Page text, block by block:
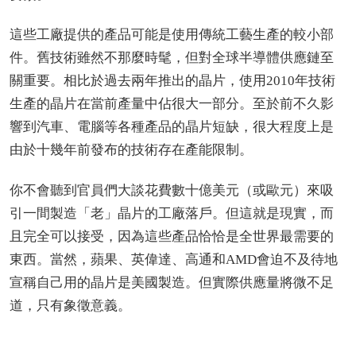
這些工廠提供的產品可能是使用傳統工藝生產的較小部
件。舊技術雖然不那麼時髦，但對全球半導體供應鏈至
關重要。相比於過去兩年推出的晶片，使用2010年技術
生產的晶片在當前產量中佔很大一部分。至於前不久影
響到汽車、電腦等各種產品的晶片短缺，很大程度上是
由於十幾年前發布的技術存在產能限制。
你不會聽到官員們大談花費數十億美元（或歐元）來吸
引一間製造「老」晶片的工廠落戶。但這就是現實，而
且完全可以接受，因為這些產品恰恰是全世界最需要的
東西。當然，蘋果、英偉達、高通和AMD會迫不及待地
宣稱自己用的晶片是美國製造。但實際供應量將微不足
道，只有象徵意義。